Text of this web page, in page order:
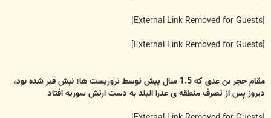
مقام حجر بن عدی که 1.5 سال پیش توسط تروریست ها؛ نبش قبر شده بود،
دیروز پس از تصرف منطقه ی عدرا البلد به دست ارتش سوریه افتاد